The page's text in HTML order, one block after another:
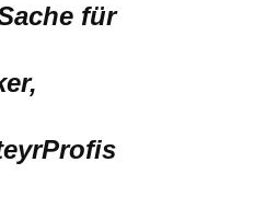
für